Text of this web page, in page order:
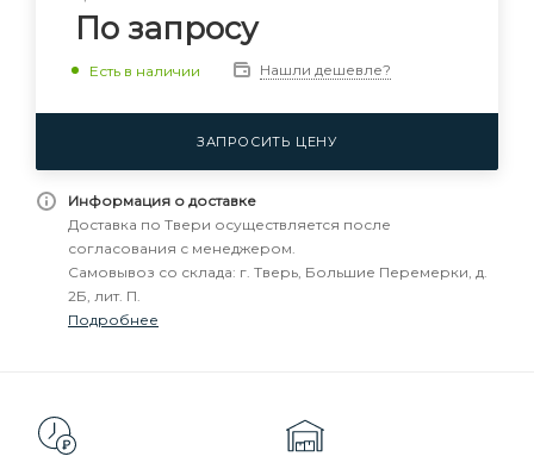
По запросу
Есть в наличии Нашли дешевле?
ЗАПРОСИТЬ ЦЕНУ
Информация о доставке
Доставка по Твери осуществляется после
согласования с менеджером.
Самовывоз со склада: г. Тверь, Большие Перемерки, д.
2Б, лит. П.
Подробнее